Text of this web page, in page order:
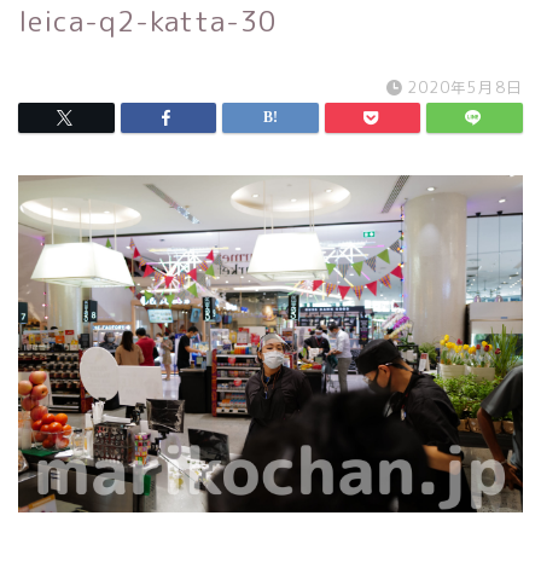
leica-q2-katta-30
2020年5月8日